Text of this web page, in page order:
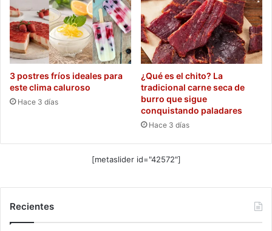
3 postres fríos ideales para
este clima caluroso
Hace 3 días
¿Qué es el chito? La
tradicional carne seca de
burro que sigue
conquistando paladares
Hace 3 días
[metaslider id="42572"]
Recientes